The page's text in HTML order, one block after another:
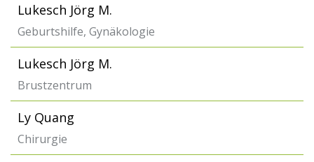
Lukesch Jörg M.
Geburtshilfe, Gynäkologie
Lukesch Jörg M.
Brustzentrum
Ly Quang
Chirurgie